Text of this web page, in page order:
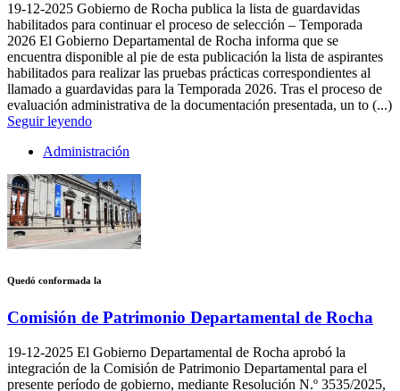
19-12-2025 Gobierno de Rocha publica la lista de guardavidas
habilitados para continuar el proceso de selección – Temporada
2026 El Gobierno Departamental de Rocha informa que se
encuentra disponible al pie de esta publicación la lista de aspirantes
habilitados para realizar las pruebas prácticas correspondientes al
llamado a guardavidas para la Temporada 2026. Tras el proceso de
evaluación administrativa de la documentación presentada, un to (...)
Seguir leyendo
Administración
Quedó conformada la
Comisión de Patrimonio Departamental de Rocha
19-12-2025 El Gobierno Departamental de Rocha aprobó la
integración de la Comisión de Patrimonio Departamental para el
presente período de gobierno, mediante Resolución N.º 3535/2025,